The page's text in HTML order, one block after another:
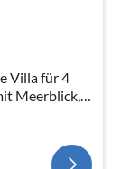
Villa für 4
Meerblick,